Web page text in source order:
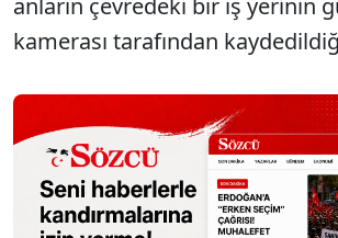
anların çevredeki bir iş yerinin
kamerası tarafından